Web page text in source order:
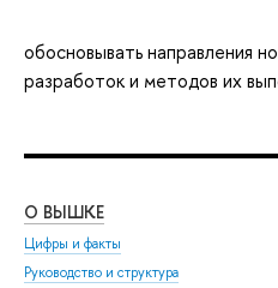
обосновывать направления
разработок и методов их
О ВЫШКЕ
Цифры и факты
Руководство и структура